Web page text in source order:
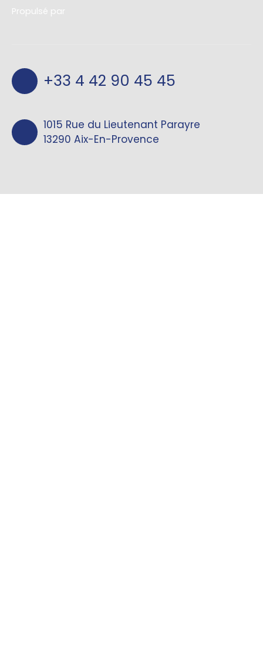
Propulsé par
+33 4 42 90 45 45
1015 Rue du Lieutenant Parayre
13290 Aix-En-Provence